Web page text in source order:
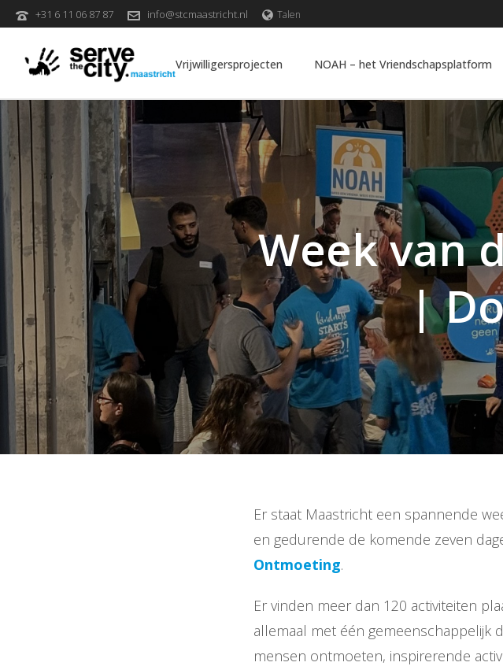
+31 6 11 06 87 87 info@stcmaastricht.nl Talen
Vrijwilligersprojecten NOAH – het Vriendschapsplatform
Week van
|
Er staat Maastricht een spannende
en gedurende de komende zeven
Ontmoeting.
Er vinden meer dan 120 activiteiten
allemaal met één gemeenschappelijk
mensen ontmoeten, inspirerende